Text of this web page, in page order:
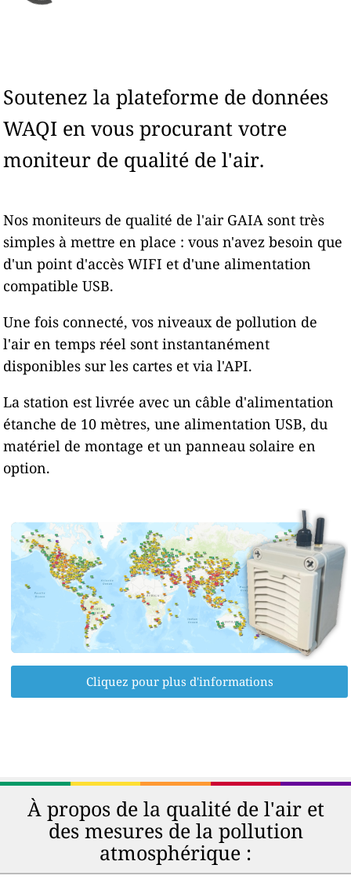
Soutenez la plateforme de données
WAQI en vous procurant votre
moniteur de qualité de l'air.
Nos moniteurs de qualité de l'air GAIA sont très
simples à mettre en place : vous n'avez besoin que
d'un point d'accès WIFI et d'une alimentation
compatible USB.
Une fois connecté, vos niveaux de pollution de
l'air en temps réel sont instantanément
disponibles sur les cartes et via l'API.
La station est livrée avec un câble d'alimentation
étanche de 10 mètres, une alimentation USB, du
matériel de montage et un panneau solaire en
option.
Cliquez pour plus d'informations
À propos de la qualité de l'air et
des mesures de la pollution
atmosphérique :